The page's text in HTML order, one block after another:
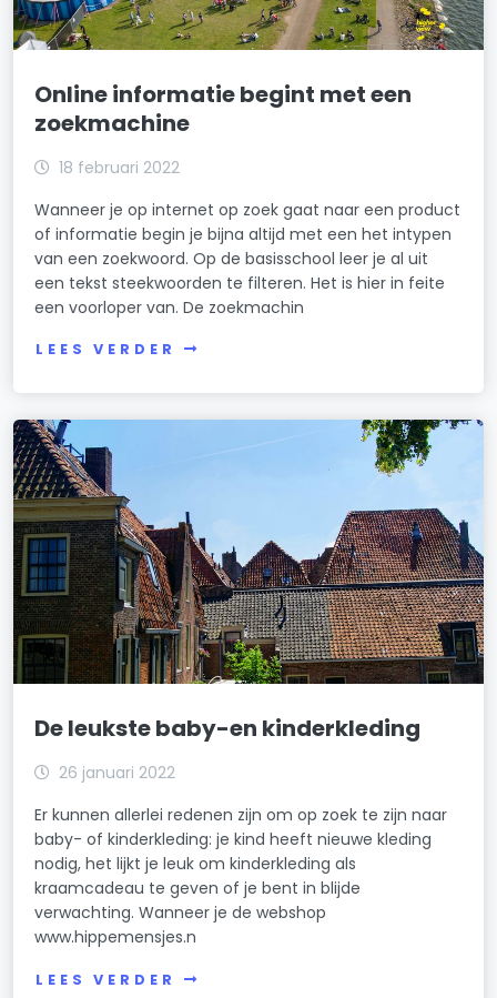
Online informatie begint met een
zoekmachine
18 februari 2022
Wanneer je op internet op zoek gaat naar een product
of informatie begin je bijna altijd met een het intypen
van een zoekwoord. Op de basisschool leer je al uit
een tekst steekwoorden te filteren. Het is hier in feite
een voorloper van. De zoekmachin
LEES VERDER
De leukste baby-en kinderkleding
26 januari 2022
Er kunnen allerlei redenen zijn om op zoek te zijn naar
baby- of kinderkleding: je kind heeft nieuwe kleding
nodig, het lijkt je leuk om kinderkleding als
kraamcadeau te geven of je bent in blijde
verwachting. Wanneer je de webshop
www.hippemensjes.n
LEES VERDER